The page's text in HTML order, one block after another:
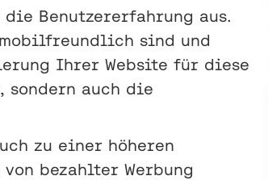
Benutzererfahrung aus.
sind und
Ihrer Website für diese
auch die
zu einer höheren
bezahlter Werbung